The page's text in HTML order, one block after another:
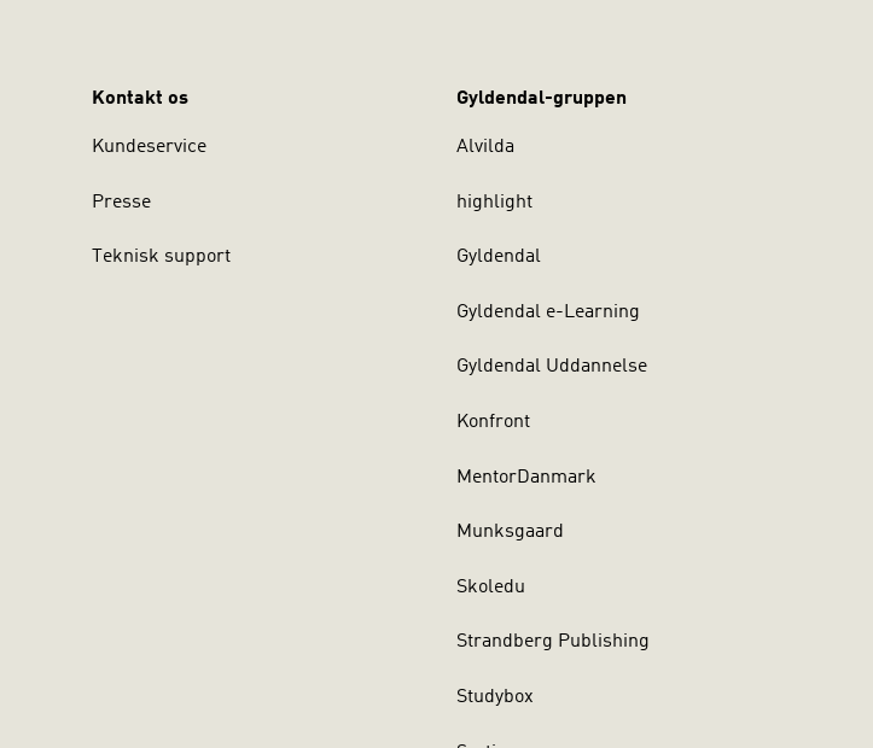
Kontakt os
Kundeservice
Presse
Teknisk support
Gyldendal-gruppen
Alvilda
highlight
Gyldendal
Gyldendal e-Learning
Gyldendal Uddannelse
Konfront
MentorDanmark
Munksgaard
Skoledu
Strandberg Publishing
Studybox